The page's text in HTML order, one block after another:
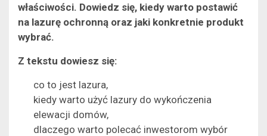
właściwości. Dowiedz się, kiedy warto postawić
na lazurę ochronną oraz jaki konkretnie produkt
wybrać.
Z tekstu dowiesz się:
co to jest lazura,
kiedy warto użyć lazury do wykończenia
elewacji domów,
dlaczego warto polecać inwestorom wybór